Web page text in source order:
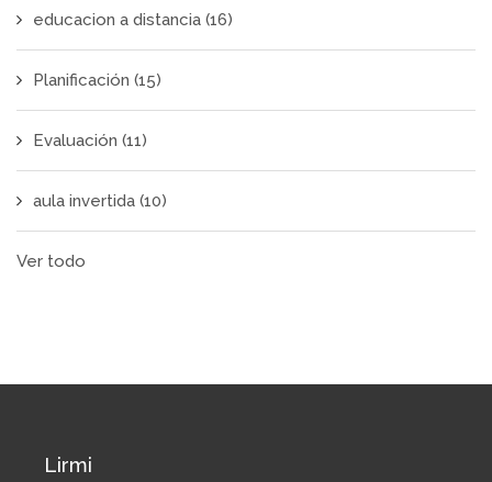
educacion a distancia (16)
Planificación (15)
Evaluación (11)
aula invertida (10)
Ver todo
Lirmi